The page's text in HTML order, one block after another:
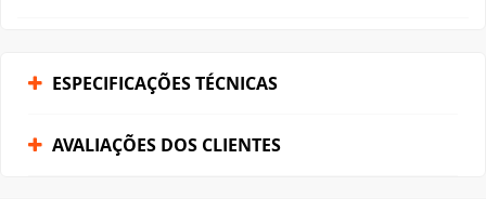
ESPECIFICAÇÕES TÉCNICAS
AVALIAÇÕES DOS CLIENTES